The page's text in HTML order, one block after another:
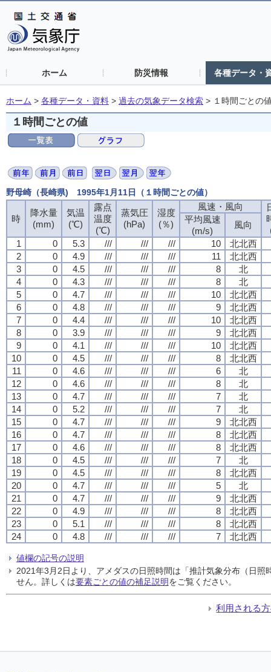
ホーム 防災情報 各種データ・
ホーム > 各種データ・資料 > 過去の気象データ検索 > １時間ごとの
１時間ごとの値
野母崎（長崎県) 1995年1月11日（１時間ごとの値）
時
降水量
(mm)
気温
(℃)
露点
温度
(℃)
蒸気圧
(hPa)
湿度
(％)
風速・風向
平均風速
(m/s)
風向
1
0 5.3 /// /// /// 10
北北西
2
0 4.9 /// /// /// 11
北北西
3
0 4.5 /// /// /// 8
北
4
0 4.3 /// /// /// 8
北
5
0 4.7 /// /// /// 10
北北西
6
0 4.8 /// /// /// 9
北北西
7
0 4.4 /// /// /// 10
北北西
8
0 3.9 /// /// /// 9
北北西
9
0 4.1 /// /// /// 10
北北西
10
0 4.5 /// /// /// 8
北北西
11
0 4.6 /// /// /// 6
北
12
0 4.6 /// /// /// 8
北
13
0 4.7 /// /// /// 7
北
14
0 5.2 /// /// /// 7
北
15
0 4.7 /// /// /// 9
北北西
16
0 4.7 /// /// /// 8
北北西
17
0 4.6 /// /// /// 8
北北西
18
0 4.5 /// /// /// 7
北
19
0 4.5 /// /// /// 8
北北西
20
0 4.7 /// /// /// 5
北
21
0 4.7 /// /// /// 9
北北西
22
0 4.9 /// /// /// 8
北北西
23
0 5.1 /// /// /// 8
北北西
24
0 4.8 /// /// /// 7 北北西
値欄の記号の説明
2021年3月2日より、アメダスの日照時間は「推計気象分布（日
せん。詳しくは要素ごとの値の補足説明をご覧ください。
利用される